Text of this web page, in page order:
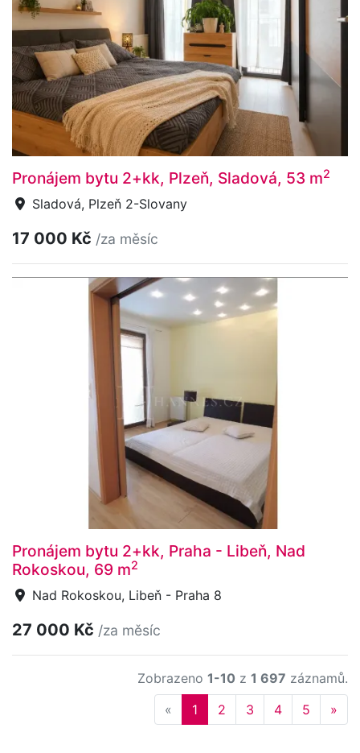
Pronájem bytu 2+kk, Plzeň, Sladová, 53 m2
Sladová, Plzeň 2-Slovany
17 000 Kč /za měsíc
Pronájem bytu 2+kk, Praha - Libeň, Nad
Rokoskou, 69 m2
Nad Rokoskou, Libeň - Praha 8
27 000 Kč /za měsíc
Zobrazeno 1-10 z 1 697 záznamů.
« Previous
1 2 3 4 5 »